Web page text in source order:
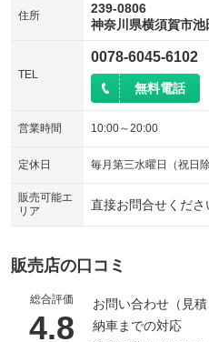
住所
239-0806
神奈川県横須賀市池
TEL
0078-6045-6102
無料電話
営業時間 10:00～20:00
定休日 毎月第三水曜日（祝日
販売可能エ
リア
直接お問合せくださ
販売店の口コミ
総合評価
4.8 （5点満
お問い合わせ（見積
納車までの対応